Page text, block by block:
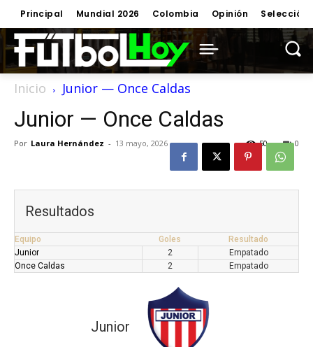
Principal Mundial 2026 Colombia Opinión Selección
Inicio Junior — Once Caldas
Junior — Once Caldas
Por Laura Hernández - 13 mayo, 2026 0
50
Resultados
Equipo Goles
Resultado
Junior
2
Empatado
Once Caldas
2 Empatado
Junior